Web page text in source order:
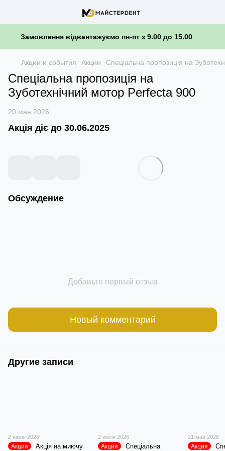
Замовлення відвантажуємо пн-пт з 9.00 до 15.00
Акции и события Акции Спеціальна пропозиція на
Спеціальна пропозиція на
Зуботехнічний мотор Perfecta 900
20 мая 2026
Акція діє до 30.06.2025
Обсуждение
Добавьте первый отзыв
Новый комментарий
Другие записи
2 июля 2026
Акция Акція на миючу
2 июля 2026
Акция Спеціальна
21 мая 2026
Акция